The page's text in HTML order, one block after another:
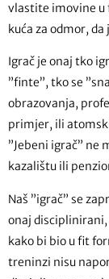
vlastite imovine u
kuća za odmor, da
Igrač je onaj tko
”finte”, tko se
obrazovanja,
primjer, ili
”Jebeni igrač” ne
kazalištu ili
Naš ”igrač” se
onaj
kako bi bio u fit
treninzi nisu